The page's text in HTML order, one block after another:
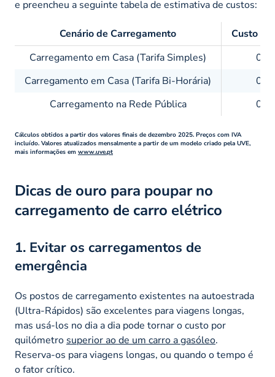
e preencheu a seguinte tabela de estimativa de custos:
Cenário de Carregamento
Custo
Carregamento em Casa (Tarifa Simples)
Carregamento em Casa (Tarifa Bi-Horária)
Carregamento na Rede Pública
Cálculos obtidos a partir dos valores finais de dezembro 2025. Preços com IVA
incluído. Valores atualizados mensalmente a partir de um modelo criado pela UVE,
mais informações em www.uve.pt
Dicas de ouro para poupar no
carregamento de carro elétrico
1. Evitar os carregamentos de
emergência
Os postos de carregamento existentes na autoestrada
(Ultra-Rápidos) são excelentes para viagens longas,
mas usá-los no dia a dia pode tornar o custo por
quilómetro superior ao de um carro a gasóleo.
Reserva-os para viagens longas, ou quando o tempo é
o fator crítico.